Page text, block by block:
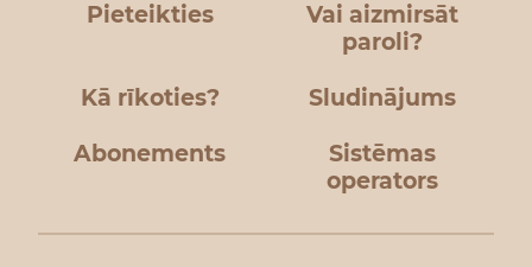
Pieteikties
Vai aizmirsāt
paroli?
Kā rīkoties? Sludinājums
Abonements
Sistēmas
operators